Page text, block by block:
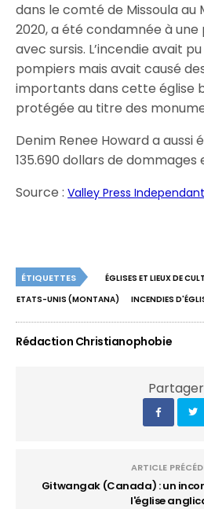
dans le comté de Missoula
2020, a été condamnée à une
avec sursis. L’incendie avait
pompiers mais avait causé
importants dans cette église
protégée au titre des
Denim Renee Howard a aussi
135.690 dollars de dommages
Source :Valley Press Independant
ÉTIQUETTES
ÉGLISES ET LIEUX DE
ETATS-UNIS (MONTANA)
INCENDIES
Rédaction Christianophobie
Partager
ARTICLE
Gitwangak (Canada) : un
l'église